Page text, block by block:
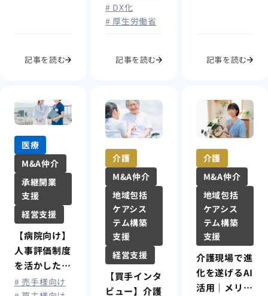
記事を読む
# DX化
# 厚生労働省
記事を読む 記事を読む
医療
M&A仲介
承継開業
支援
経営支援
【病院向け】
人事評価制度
を活かした早
期離職防止と
# 売手様向け
介護
M&A仲介
地域包括
ケアシス
テム構築
支援
経営支援
【買手インタ
ビュー】介護
介護
M&A仲介
地域包括
ケアシス
テム構築
支援
介護現場で進
化を遂げるAI
活用｜メリッ